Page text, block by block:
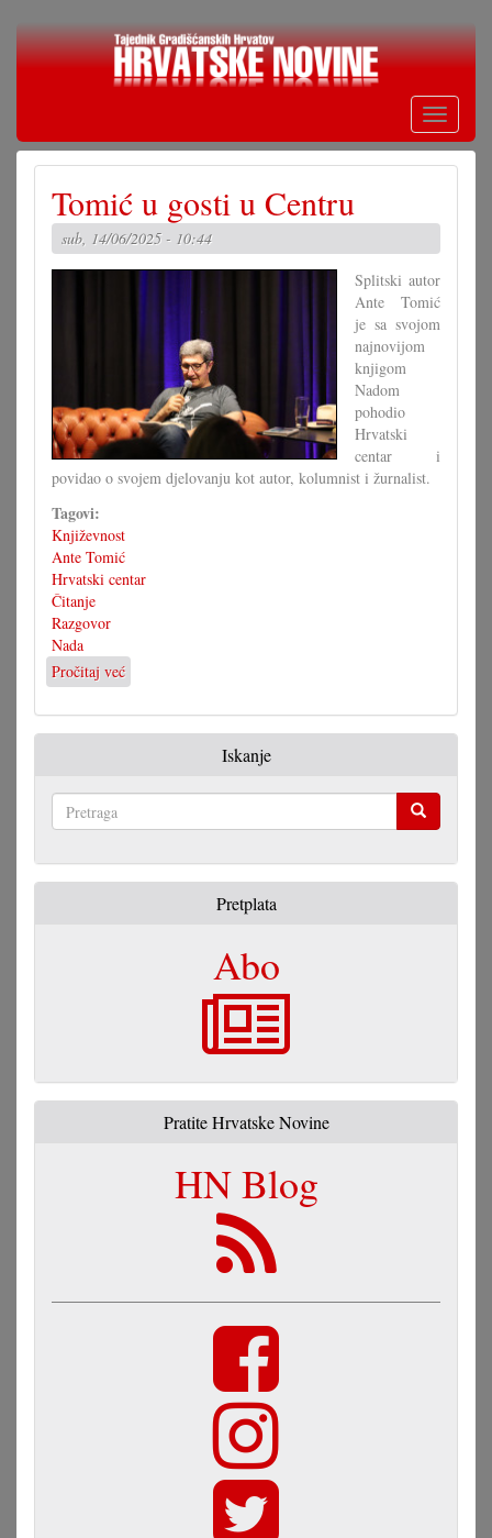
Skoči
Toggle
Tomić u gosti u Centru
sub, 14/06/2025 - 10:44
Splitski autor
Ante Tomić
je sa svojom
najnovijom
knjigom
Nadom
pohodio
Hrvatski
centar i
povidao o svojem djelovanju kot autor, kolumnist i žurnalist.
Tagovi:
Književnost
Ante Tomić
Hrvatski centar
Čitanje
Razgovor
Nada
Pročitaj već
Tomić
u
gosti
Iskanje
Pretplata
Abo
Pratite Hrvatske Novine
HN Blog